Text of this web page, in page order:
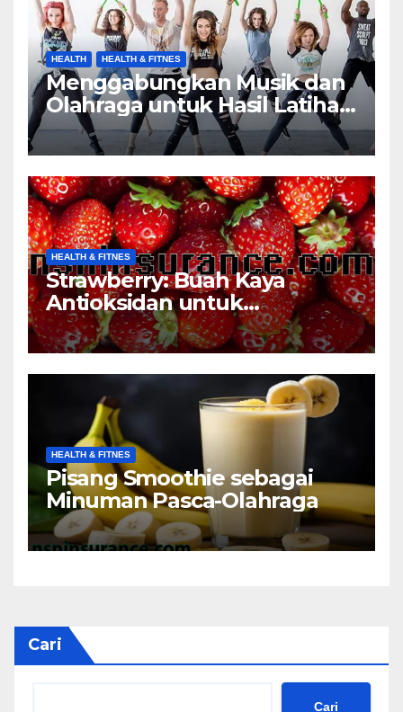
HEALTH HEALTH & FITNES
Menggabungkan Musik dan
Olahraga untuk Hasil Latihan
yang Maksimal
HEALTH & FITNES
Strawberry: Buah Kaya
Antioksidan untuk
Mencegah Penyakit
HEALTH & FITNES
Pisang Smoothie sebagai
Minuman Pasca-Olahraga
Cari
Cari